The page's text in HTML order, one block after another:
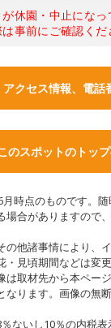
休園・中止になっ
事前にご確認くだ
クセス情報、電話
のスポットのトッ
時点のものです。
場合がありますので
他諸事情により、
見頃期間などは変
取材先から本ペー
なります。画像の無
ないし10％の内税表